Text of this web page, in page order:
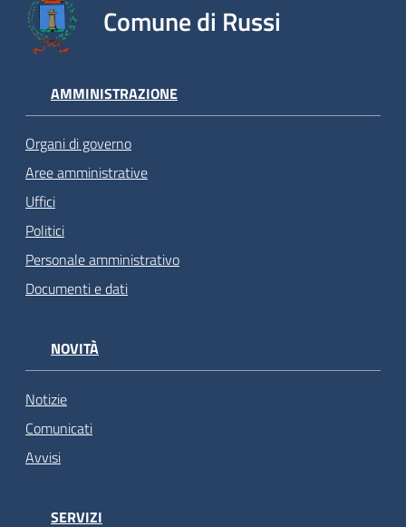
Comune di Russi
AMMINISTRAZIONE
Organi di governo
Aree amministrative
Uffici
Politici
Personale amministrativo
Documenti e dati
NOVITÀ
Notizie
Comunicati
Avvisi
SERVIZI